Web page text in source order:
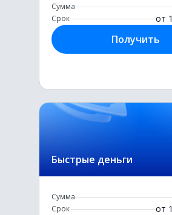
Сумма
Срок от 1
Получить
Быстрые деньги
Сумма
Срок от 1